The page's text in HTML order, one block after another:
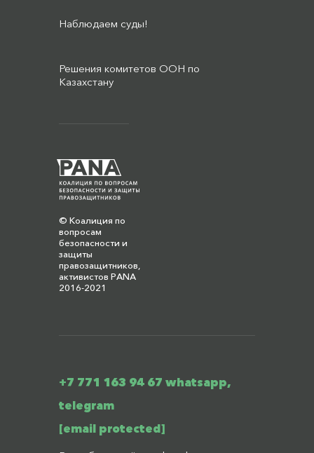
© Коалиция по
вопросам
безопасности и
защиты
правозащитников,
активистов PANA
2016-2021
Наблюдаем суды!
Решения комитетов ООН по
Казахстану
+7 771 163 94 67 whatsapp,
telegram
[email protected]